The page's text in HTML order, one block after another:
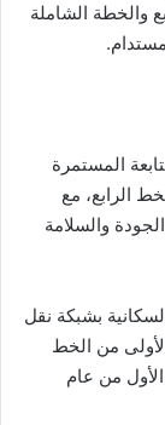
والخطة الشاملة
المستمرة
الرابع، مع
والسلامة
بشبكة نقل
من الخط
من عام